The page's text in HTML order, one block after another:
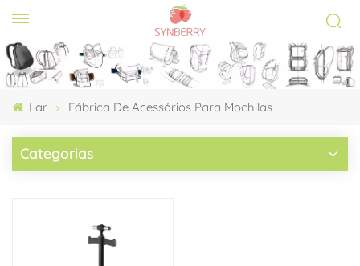
Lar Fábrica De Acessórios Para Mochilas
Categorias